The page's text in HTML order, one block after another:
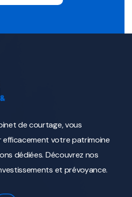
de courtage, vous
votre patrimoine
dédiées. Découvrez nos
et prévoyance.